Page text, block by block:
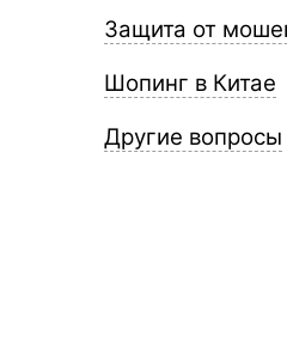
Защита от
Шопинг в Китае
Другие вопросы